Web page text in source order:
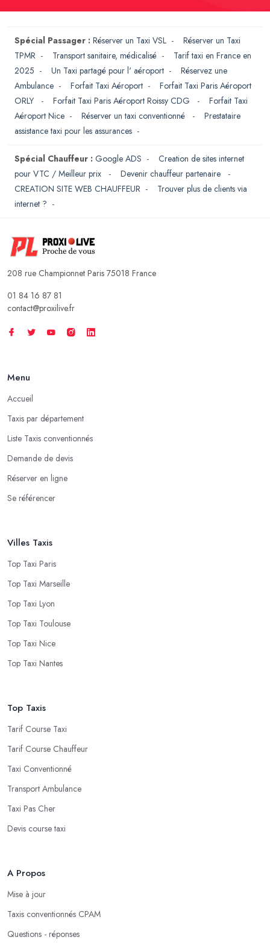
Spécial Passager : Réserver un Taxi VSL - Réserver un Taxi
TPMR - Transport sanitaire, médicalisé - Tarif taxi en France en
2025 - Un Taxi partagé pour l' aéroport - Réservez une
Ambulance - Forfait Taxi Aéroport - Forfait Taxi Paris Aéroport
ORLY
- Forfait Taxi Paris Aéroport Roissy CDG - Forfait Taxi
Aéroport Nice - Réserver un taxi conventionné - Prestataire
assistance taxi pour les assurances -
Spécial Chauffeur : Google ADS - Creation de sites internet
pour VTC / Meilleur prix
- Devenir chauffeur partenaire
-
CREATION SITE WEB CHAUFFEUR - Trouver plus de clients via
internet ? -
208 rue Championnet Paris 75018 France
01 84 16 87 81
contact@proxilive.fr
Menu
Accueil
Taxis par département
Liste Taxis conventionnés
Demande de devis
Réserver en ligne
Se référencer
Villes Taxis
Top Taxi Paris
Top Taxi Marseille
Top Taxi Lyon
Top Taxi Toulouse
Top Taxi Nice
Top Taxi Nantes
Top Taxis
Tarif Course Taxi
Tarif Course Chauffeur
Taxi Conventionné
Transport Ambulance
Taxi Pas Cher
Devis course taxi
A Propos
Mise à jour
Taxis conventionnés CPAM
Questions - réponses